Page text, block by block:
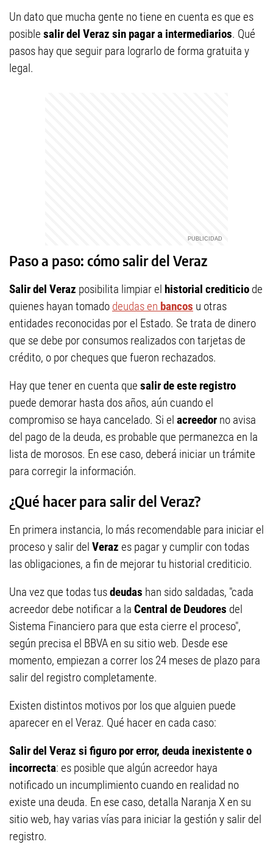
Un dato que mucha gente no tiene en cuenta es que es
posible salir del Veraz sin pagar a intermediarios. Qué
pasos hay que seguir para lograrlo de forma gratuita y
legal.
Paso a paso: cómo salir del Veraz
Salir del Veraz posibilita limpiar el historial crediticio de
quienes hayan tomado deudas en bancos u otras
entidades reconocidas por el Estado. Se trata de dinero
que se debe por consumos realizados con tarjetas de
crédito, o por cheques que fueron rechazados.
Hay que tener en cuenta que salir de este registro
puede demorar hasta dos años, aún cuando el
compromiso se haya cancelado. Si el acreedor no avisa
del pago de la deuda, es probable que permanezca en la
lista de morosos. En ese caso, deberá iniciar un trámite
para corregir la información.
¿Qué hacer para salir del Veraz?
En primera instancia, lo más recomendable para iniciar el
proceso y salir del Veraz es pagar y cumplir con todas
las obligaciones, a fin de mejorar tu historial crediticio.
Una vez que todas tusdeudas han sido saldadas, "cada
acreedor debe notificar a la Central de Deudores del
Sistema Financiero para que esta cierre el proceso",
según precisa el BBVA en su sitio web. Desde ese
momento, empiezan a correr los 24 meses de plazo para
salir del registro completamente.
Existen distintos motivos por los que alguien puede
aparecer en el Veraz. Qué hacer en cada caso:
Salir del Veraz si figuro por error, deuda inexistente o
incorrecta: es posible que algún acreedor haya
notificado un incumplimiento cuando en realidad no
existe una deuda. En ese caso, detalla Naranja X en su
sitio web, hay varias vías para iniciar la gestión y salir del
registro.